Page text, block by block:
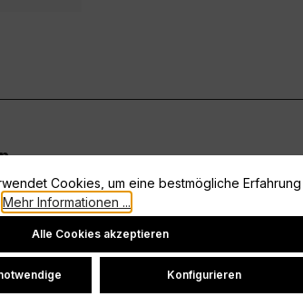
Cookies, um eine bestmögliche Erfahrung
Mehr Informationen ...
Alle Cookies akzeptieren
Konfigurieren